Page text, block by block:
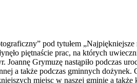
pod tytułem
piętnaście prac, na których
Grymuzę nastąpiło podczas
a także podczas gminnych dożynek.
miejsc w naszej gminie a także